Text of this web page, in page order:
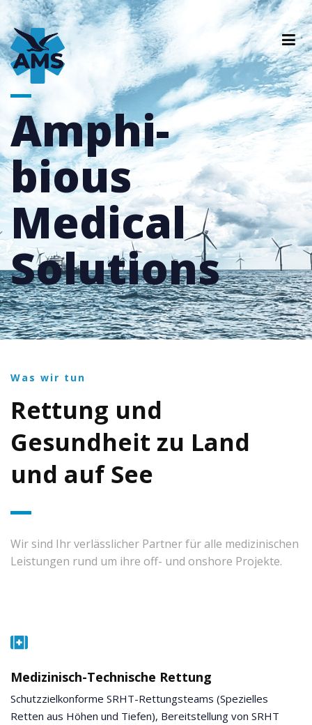
Amphi­
bious
Medical
Solutions
Was wir tun
Rettung und
Gesundheit zu Land
und auf See
Wir sind Ihr verlässlicher Partner für alle medizinischen
Leistungen rund um ihre off- und onshore Projekte.
Medizinisch-Technische Rettung
Schutzzielkonforme SRHT-Rettungsteams (Spezielles
Retten aus Höhen und Tiefen), Bereitstellung von SRHT